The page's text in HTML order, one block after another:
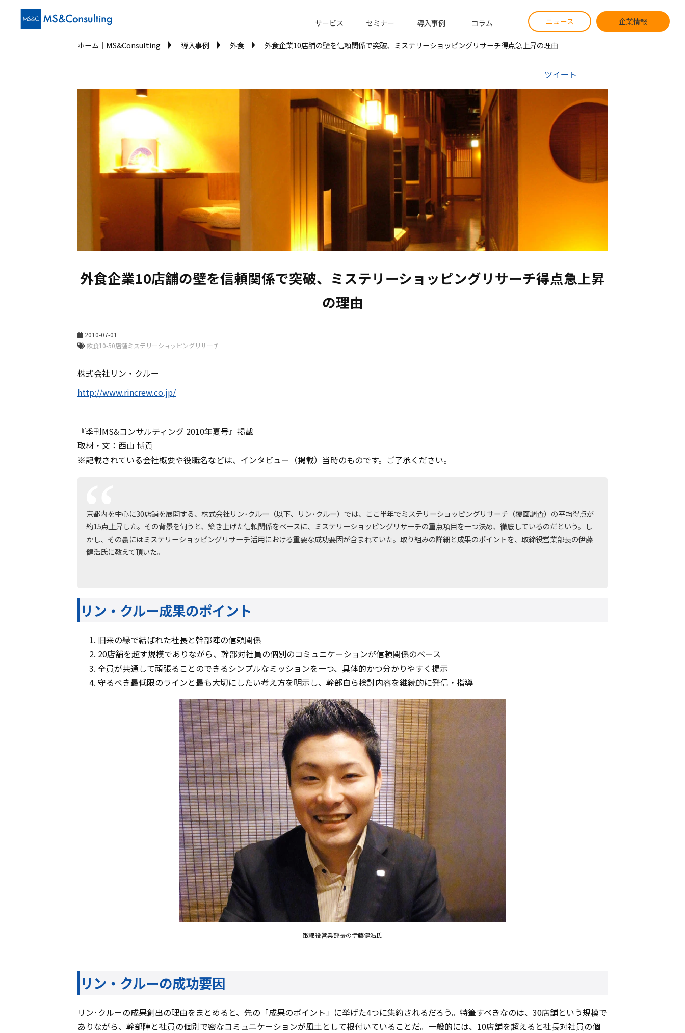
サービス セミナー 導入事例 コラム ニュース 企業情報
ホーム│MS&Consulting 導入事例 外食 外食企業10店舗の壁を信頼関係で突破、ミステリーショッピングリサーチ得点急上昇の理由
ツイート
外食企業10店舗の壁を信頼関係で突破、ミステリーショッピングリサーチ得点急上昇
の理由
2010-07-01
株式会社リン・クルー
http://www.rincrew.co.jp/
『季刊MS&コンサルティング 2010年夏号』掲載
取材・文：西山 博貢
※記載されている会社概要や役職名などは、インタビュー（掲載）当時のものです。ご了承ください。
京都内を中心に30店舗を展開する、株式会社リン･クルー（以下、リン･クルー）では、ここ半年でミステリーショッピングリサーチ（覆面調査）の平均得点が
約15点上昇した。その背景を伺うと、築き上げた信頼関係をベースに、ミステリーショッピングリサーチの重点項目を一つ決め、徹底しているのだという。し
かし、その裏にはミステリーショッピングリサーチ活用における重要な成功要因が含まれていた。取り組みの詳細と成果のポイントを、取締役営業部長の伊藤
健浩氏に教えて頂いた。
リン・クルー成果のポイント
旧来の縁で結ばれた社長と幹部陣の信頼関係
20店舗を超す規模でありながら、幹部対社員の個別のコミュニケーションが信頼関係のベース
全員が共通して頑張ることのできるシンプルなミッションを一つ、具体的かつ分かりやすく提示
守るべき最低限のラインと最も大切にしたい考え方を明示し、幹部自ら検討内容を継続的に発信・指導
取締役営業部長の伊藤健浩氏
リン・クルーの成功要因
リン･クルーの成果創出の理由をまとめると、先の「成果のポイント」に挙げた4つに集約されるだろう。特筆すべきなのは、30店舗という規模で
ありながら、幹部陣と社員の個別で密なコミュニケーションが風土として根付いていることだ。一般的には、10店舗を超えると社長対社員の個